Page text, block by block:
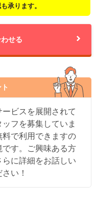
承ります。
せる
ビスを展開されて
フを募集していま
で利用できますの
す。ご興味ある方
に詳細をお話しい
い！